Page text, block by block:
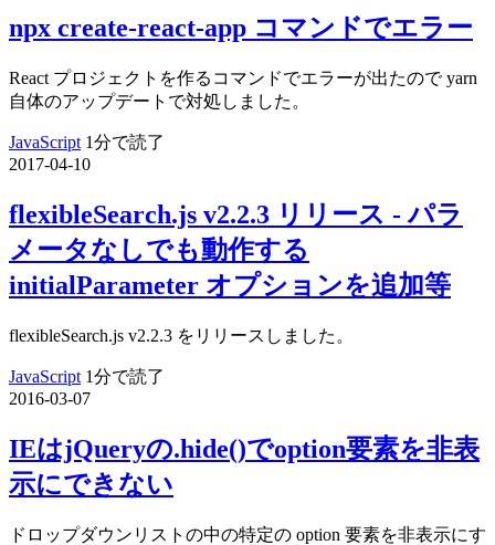
npx create-react-app コマンドでエラー
React プロジェクトを作るコマンドでエラーが出たので yarn
自体のアップデートで対処しました。
JavaScript 1分で読了
2017-04-10
flexibleSearch.js v2.2.3 リリース - パラ
メータなしでも動作する
initialParameter オプションを追加等
flexibleSearch.js v2.2.3 をリリースしました。
JavaScript 1分で読了
2016-03-07
IEはjQueryの.hide()でoption要素を非表
示にできない
ドロップダウンリストの中の特定の option 要素を非表示にす